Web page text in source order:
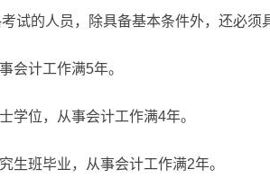
试的人员，除具备基本条件外，还必须
会计工作满5年。
学位，从事会计工作满4年。
生班毕业，从事会计工作满2年。